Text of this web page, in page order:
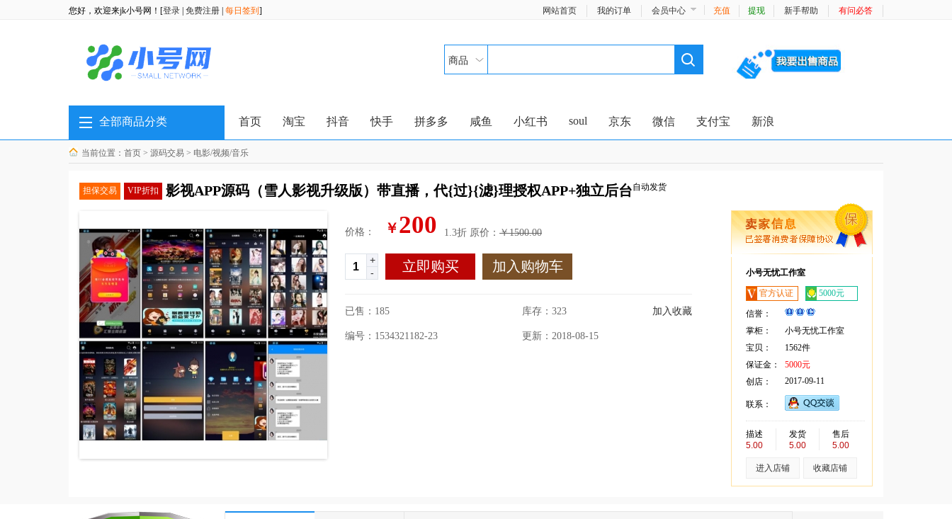
您好，欢迎来jk小号网！[登录 免费注册 每日签到 ] 网站首页 我的订单 会员中心 充值 提现 新手帮助 有问必答
商品
全部商品分类 首页 淘宝 抖音 快手 拼多多 咸鱼 小红书 soul 京东 微信 支付宝 新浪
当前位置： 首页 > 源码交易 > 电影/视频/音乐
担保交易 自动发货
VIP折扣 影视APP源码（雪人影视升级版）带直播，代{过}{滤}理授权APP+独立后台
价格： ￥200 1.3折 原价： ￥1500.00
+
-
立即购买 加入购物车
已售：185 库存： 323 加入收藏
编号：1534321182-23 更新：2018-08-15
小号无忧工作室
官方认证 5000元
信誉：
掌柜：
小号无忧工作室
宝贝：
1562件
保证金：
5000元
创店：
2017-09-11
联系：
描述
5.00
发货
5.00
售后
5.00
进入店铺 收藏店铺